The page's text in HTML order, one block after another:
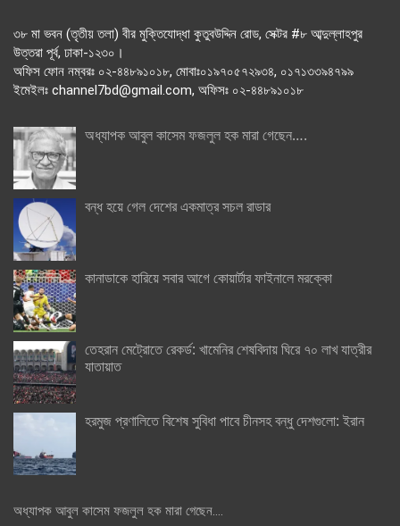
৩৮ মা ভবন (তৃতীয় তলা) বীর মুক্তিযোদ্ধা কুতুবউদ্দিন রোড, সেক্টর #৮ আব্দুল্লাহপুর
উত্তরা পূর্ব, ঢাকা-১২৩০।
অফিস ফোন নম্বরঃ ০২-৪৪৮৯১০১৮, মোবাঃ০১৯৭০৫৭২৯৩৪, ০১৭১৩৩৯৪৭৯৯
ইমেইলঃ channel7bd@gmail.com, অফিসঃ ০২-৪৪৮৯১০১৮
অধ্যাপক আবুল কাসেম ফজলুল হক মারা গেছেন….
বন্ধ হয়ে গেল দেশের একমাত্র সচল রাডার
কানাডাকে হারিয়ে সবার আগে কোয়ার্টার ফাইনালে মরক্কো
তেহরান মেট্রোতে রেকর্ড: খামেনির শেষবিদায় ঘিরে ৭০ লাখ যাত্রীর
যাতায়াত
হরমুজ প্রণালিতে বিশেষ সুবিধা পাবে চীনসহ বন্ধু দেশগুলো: ইরান
অধ্যাপক আবুল কাসেম ফজলুল হক মারা গেছেন….